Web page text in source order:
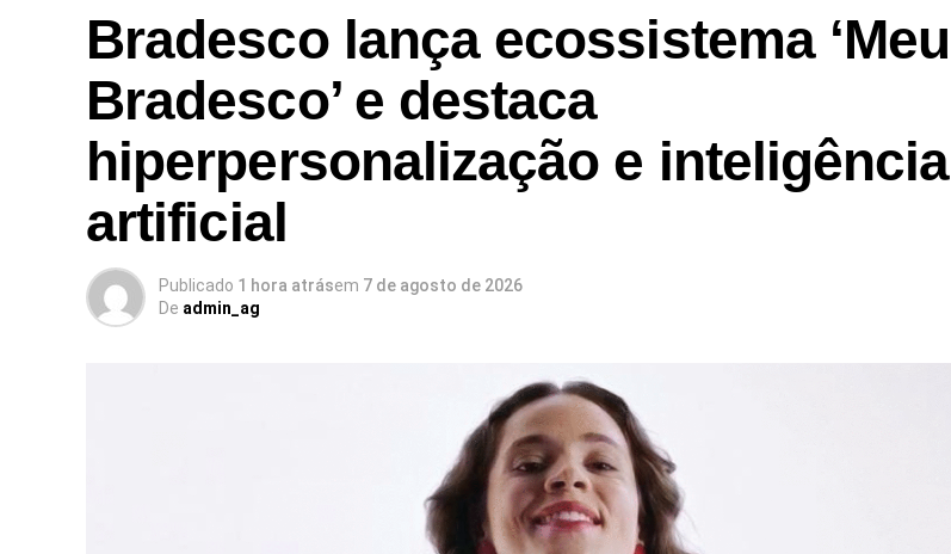
Bradesco lança ecossistema ‘Meu
Bradesco’ e destaca
hiperpersonalização e inteligência
artificial
Publicado 1 hora atrásem 7 de agosto de 2026
De admin_ag